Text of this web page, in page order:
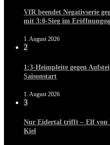
VfR beendet Negativserie
mit 3:0-Sieg im
1. August 2026
2
1:3-Heimpleite gegen
Saisonstart
1. August 2026
3
Nur Eidertal trifft – Elf von
Kiel